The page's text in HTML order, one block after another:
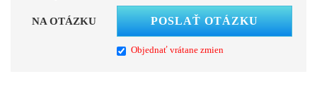
NA OTÁZKU POSLAŤ OTÁZKU
Objednať vrátane zmien